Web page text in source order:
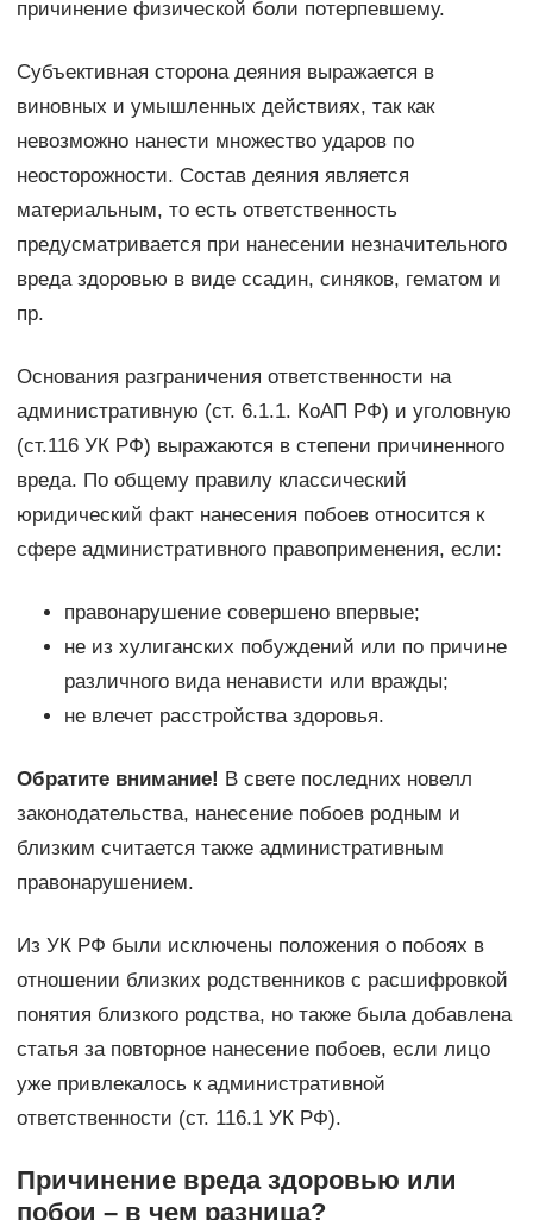
причинение физической боли потерпевшему.
Субъективная сторона деяния выражается в
виновных и умышленных действиях, так как
невозможно нанести множество ударов по
неосторожности. Состав деяния является
материальным, то есть ответственность
предусматривается при нанесении незначительного
вреда здоровью в виде ссадин, синяков, гематом и
пр.
Основания разграничения ответственности на
административную (ст. 6.1.1. КоАП РФ) и уголовную
(ст.116 УК РФ) выражаются в степени причиненного
вреда. По общему правилу классический
юридический факт нанесения побоев относится к
сфере административного правоприменения, если:
правонарушение совершено впервые;
не из хулиганских побуждений или по причине
различного вида ненависти или вражды;
не влечет расстройства здоровья.
Обратите внимание! В свете последних новелл
законодательства, нанесение побоев родным и
близким считается также административным
правонарушением.
Из УК РФ были исключены положения о побоях в
отношении близких родственников с расшифровкой
понятия близкого родства, но также была добавлена
статья за повторное нанесение побоев, если лицо
уже привлекалось к административной
ответственности (ст. 116.1 УК РФ).
Причинение вреда здоровью или
побои – в чем разница?